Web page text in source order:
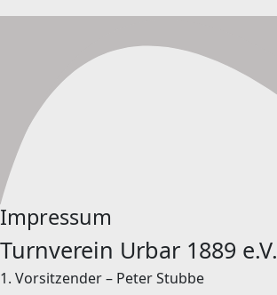
Impressum
Turnverein Urbar 1889 e.V.
1. Vorsitzender – Peter Stubbe